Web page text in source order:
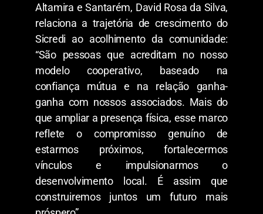
Altamira e Santarém, David Rosa da Silva,
relaciona a trajetória de crescimento do
Sicredi ao acolhimento da comunidade:
“São pessoas que acreditam no nosso
modelo cooperativo, baseado na
confiança mútua e na relação ganha-
ganha com nossos associados. Mais do
que ampliar a presença física, esse marco
reflete o compromisso genuíno de
estarmos próximos, fortalecermos
vínculos e impulsionarmos o
desenvolvimento local. É assim que
construiremos juntos um futuro mais